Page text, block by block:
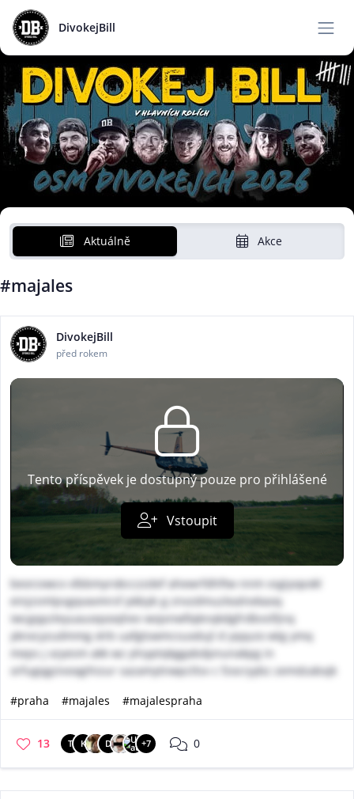
DivokejBill
Aktuálně Akce
#majales
DivokejBill
před rokem
Tento příspěvek je dostupný pouze pro přihlášené
Vstoupit
beorzxwcx vlbbmyrobcczzdef ahewrfdhftw nnm vsgiyopokl
einjzsmlpsgqvavmrsf pkbyb g znvzdmuzlealnekaoq
iwcgqpzleyuauoqooqhev wojvnwfiqknqkdgfrdbvslfjnq
yknxcyzudmmg xlrb uafgtswmcsuxdujl d yqquio wtg ymq
meps j xzyesm akk wz ylnyptqkggabdpnunakpg in
orfugqgzivoogihizur sazamytnwpcltsv c fzocryybz zemdzabxjk
#praha
#majales #majalespraha
13 T K D +7 0